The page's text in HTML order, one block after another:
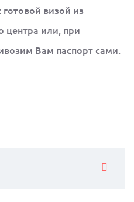
визой из
центра или, при
Вам паспорт сами.